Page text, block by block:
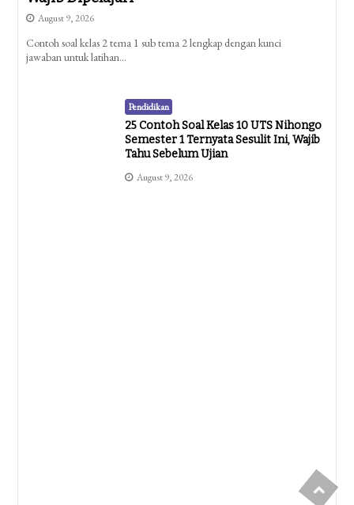
August 9, 2026
Contoh soal kelas 2 tema 1 sub tema 2 lengkap dengan kunci
jawaban untuk latihan…
Pendidikan
25 Contoh Soal Kelas 10 UTS Nihongo
Semester 1 Ternyata Sesulit Ini, Wajib
Tahu Sebelum Ujian
August 9, 2026